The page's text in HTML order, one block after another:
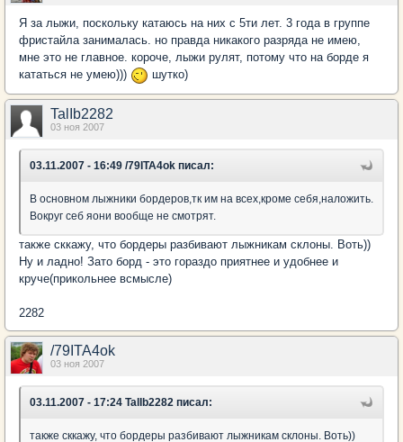
Я за лыжи, поскольку катаюсь на них с 5ти лет. 3 года в группе
фристайла занималась. но правда никакого разряда не имею,
мне это не главное. короче, лыжи рулят, потому что на борде я
кататься не умею)))
шутко)
TalIb2282
03 ноя 2007
03.11.2007 - 16:49 /79ITA4ok писал:
В основном лыжники бордеров,тк им на всех,кроме себя,наложить.
Вокруг себ яони вообще не смотрят.
также сккажу, что бордеры разбивают лыжникам склоны. Воть))
Ну и ладно! Зато борд - это гораздо приятнее и удобнее и
круче(прикольнее всмысле)
2282
/79ITA4ok
03 ноя 2007
03.11.2007 - 17:24 TalIb2282 писал:
также сккажу, что бордеры разбивают лыжникам склоны. Воть))